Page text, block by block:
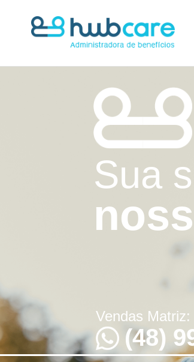
Sua
Vendas Matriz:
(48)